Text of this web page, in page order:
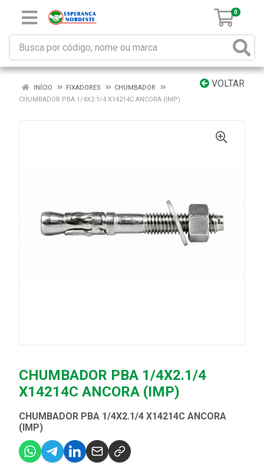
0
VOLTAR
INÍCIO FIXADORES
CHUMBADOR
CHUMBADOR PBA 1/4X2.1/4 X14214C ANCORA (IMP)
CHUMBADOR PBA 1/4X2.1/4
X14214C ANCORA (IMP)
CHUMBADOR PBA 1/4X2.1/4 X14214C ANCORA
(IMP)